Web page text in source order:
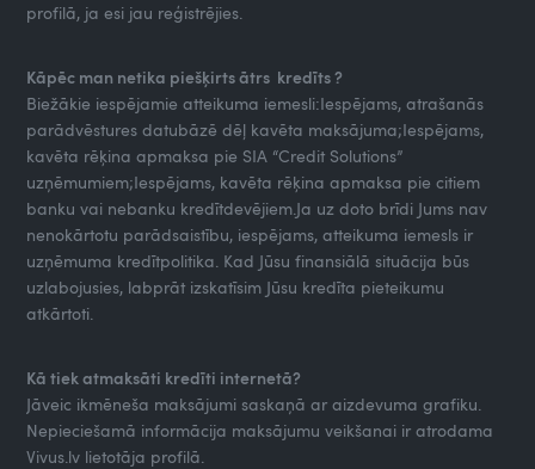
profilā, ja esi jau reģistrējies.
Kāpēc man netika piešķirts ātrs kredīts ?
Biežākie iespējamie atteikuma iemesli:Iespējams, atrašanās
parādvēstures datubāzē dēļ kavēta maksājuma;Iespējams,
kavēta rēķina apmaksa pie SIA “Credit Solutions”
uzņēmumiem;Iespējams, kavēta rēķina apmaksa pie citiem
banku vai nebanku kredītdevējiem.Ja uz doto brīdi Jums nav
nenokārtotu parādsaistību, iespējams, atteikuma iemesls ir
uzņēmuma kredītpolitika. Kad Jūsu finansiālā situācija būs
uzlabojusies, labprāt izskatīsim Jūsu kredīta pieteikumu
atkārtoti.
Kā tiek atmaksāti kredīti internetā?
Jāveic ikmēneša maksājumi saskaņā ar aizdevuma grafiku.
Nepieciešamā informācija maksājumu veikšanai ir atrodama
Vivus.lv lietotāja profilā.